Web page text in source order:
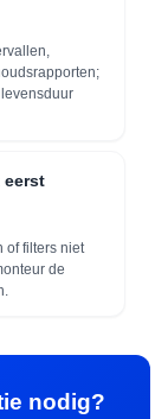
eerst
of filters niet
de
nodig?